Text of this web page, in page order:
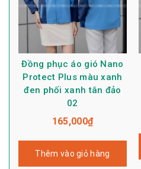
Đồng phục áo gió Nano
Protect Plus màu xanh
đen phối xanh tân đảo
02
165,000₫
Thêm vào giỏ hàng